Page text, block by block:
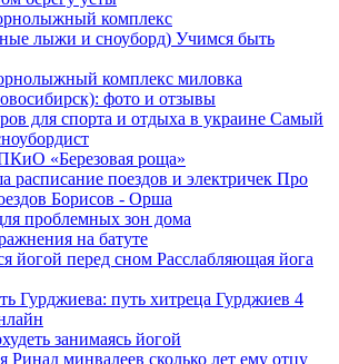
комплекс
лыжи и сноуборд) Учимся быть
комплекс миловка
фото и отзывы
для спорта и отдыха в украине Самый
«Березовая роща»
расписание поездов и электричек Про
Борисов - Орша
проблемных зон дома
на батуте
йогой перед сном Расслабляющая йога
Гурджиева: путь хитреца Гурджиев 4
занимаясь йогой
Ринад минвалеев сколько лет ему отцу